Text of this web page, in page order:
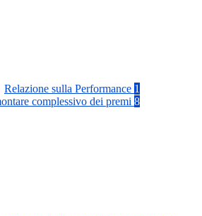
Relazione sulla Performance 1
complessivo dei premi 8